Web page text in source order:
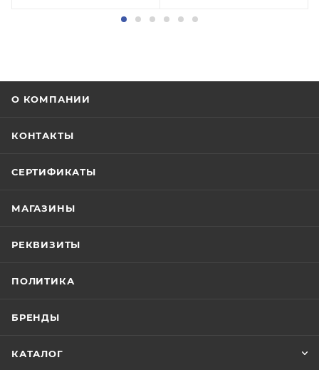
О КОМПАНИИ
КОНТАКТЫ
СЕРТИФИКАТЫ
МАГАЗИНЫ
РЕКВИЗИТЫ
ПОЛИТИКА
БРЕНДЫ
КАТАЛОГ